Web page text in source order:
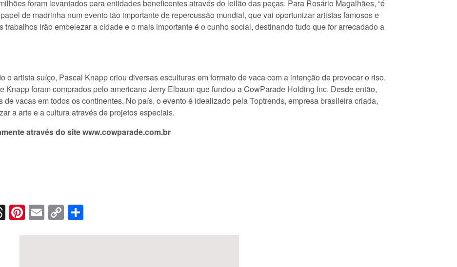
foram levantados para entidades beneficentes através do leilão das peças. Para Rosário Magalhães, “é
de madrinha num evento tão importante de repercussão mundial, que vai oportunizar artistas famosos e
trabalhos irão embelezar a cidade e o mais importante é o cunho social, destinando tudo que for arrecadado a
o artista suíço, Pascal Knapp criou diversas esculturas em formato de vaca com a intenção de provocar o riso.
Knapp foram comprados pelo americano Jerry Elbaum que fundou a CowParade Holding Inc. Desde então,
vacas em todos os continentes. No país, o evento é idealizado pela Toptrends, empresa brasileira criada,
a arte e a cultura através de projetos especiais.
através do sitewww.cowparade.com.br
Threads
Pinterest
Email
Copy
Link